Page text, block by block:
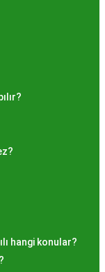
değişiklik
hayır
İstanbul'da
hayır lokması
Dikkat
daha özel
hangi konular?